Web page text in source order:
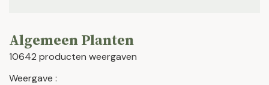
Algemeen Planten
10642 producten weergaven
Weergave :